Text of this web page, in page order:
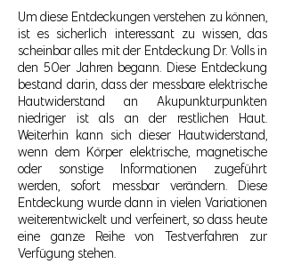
Um diese Entdeckungen verstehen zu können,
ist es sicherlich interessant zu wissen, das
scheinbar alles mit der Entdeckung Dr. Volls in
den 50er Jahren begann. Diese Entdeckung
bestand darin, dass der messbare elektrische
Hautwiderstand an Akupunkturpunkten
niedriger ist als an der restlichen Haut.
Weiterhin kann sich dieser Hautwiderstand,
wenn dem Körper elektrische, magnetische
oder sonstige Informationen zugeführt
werden, sofort messbar verändern. Diese
Entdeckung wurde dann in vielen Variationen
weiterentwickelt und verfeinert, so dass heute
eine ganze Reihe von Testverfahren zur
Verfügung stehen.